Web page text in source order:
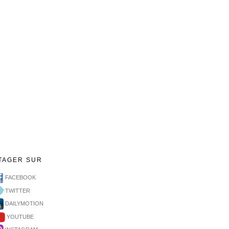
SUR
FACEBOOK
TWITTER
DAILYMOTION
YOUTUBE